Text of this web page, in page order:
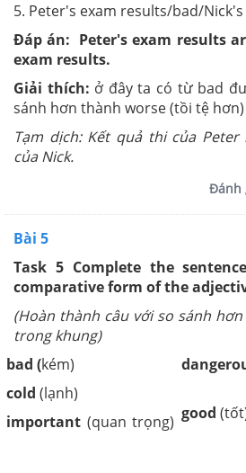
5. Peter's exam results/bad/
Đáp án: Peter's exam results
exam results.
Giải thích: ở đây ta có từ bad
sánh hơn thành worse (tồi tệ hơn)
Tạm dịch: Kết quả thi của
của Nick.
Đánh
Bài 5
Task 5Complete the
comparative form of the
(Hoàn thành câu với so sánh
trong khung)
bad (kém)
cold (lạnh)
important (quan trọng) good